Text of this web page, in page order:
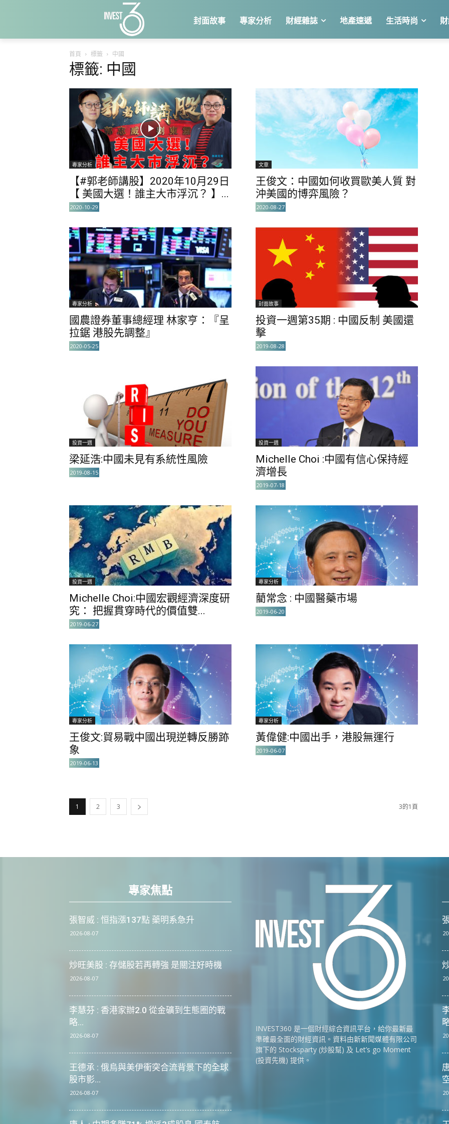
封面故事 專家分析 財經雜誌 地產速遞 生活時尚
首頁 標籤 中國
標籤: 中國
專家分析
【#郭老師講股】2020年10月29日
【 美國大選！誰主大市浮沉？ 】...
2020-10-29
文章
王俊文：中國如何收買歐美人質 對
沖美國的博弈風險？
2020-08-27
專家分析
國農證券董事總經理 林家亨：『呈
拉鋸 港股先調整』
2020-05-25
封面故事
投資一週第35期 : 中國反制 美國還
擊
2019-08-28
投資一週
梁延浩:中國未見有系統性風險
2019-08-15
投資一週
Michelle Choi :中國有信心保持經
濟增長
2019-07-18
投資一週
Michelle Choi:中國宏觀經濟深度研
究： 把握貫穿時代的價值雙...
2019-06-27
專家分析
藺常念 : 中國醫藥市場
2019-06-20
專家分析
王俊文:貿易戰中國出現逆轉反勝跡
象
2019-06-13
專家分析
黃偉健:中國出手，港股無運行
2019-06-07
1 2 3 3的1頁
專家焦點
張智威 : 恒指漲137點 藥明系急升
2026-08-07
炒旺美股 : 存儲股若再轉強 是關注好時機
2026-08-07
李慧芬 : 香港家辦2.0 從金礦到生態圈的戰
略...
2026-08-07
王德承 : 俄烏與美伊衝突合流背景下的全球
股市影...
2026-08-07
INVEST360 是一個財經綜合資訊平台，給你最新最
準確最全面的財經資訊。資料由新新聞媒體有限公司
旗下的 Stocksparty (炒股幫) 及 Let’s go Moment
(投資先機) 提供。